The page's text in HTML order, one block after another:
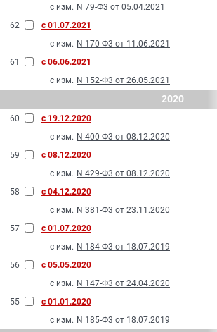
с изм. N 79-Ф3 от 05.04.2021
62
с 01.07.2021
с изм. N 170-Ф3 от 11.06.2021
61
с 06.06.2021
с изм. N 152-Ф3 от 26.05.2021
2020
60
с 19.12.2020
с изм. N 400-Ф3 от 08.12.2020
59
с 08.12.2020
с изм. N 429-Ф3 от 08.12.2020
58
с 04.12.2020
с изм. N 381-Ф3 от 23.11.2020
57
с 01.07.2020
с изм. N 184-Ф3 от 18.07.2019
56
с 05.05.2020
с изм. N 147-Ф3 от 24.04.2020
55
с 01.01.2020
с изм. N 185-Ф3 от 18.07.2019